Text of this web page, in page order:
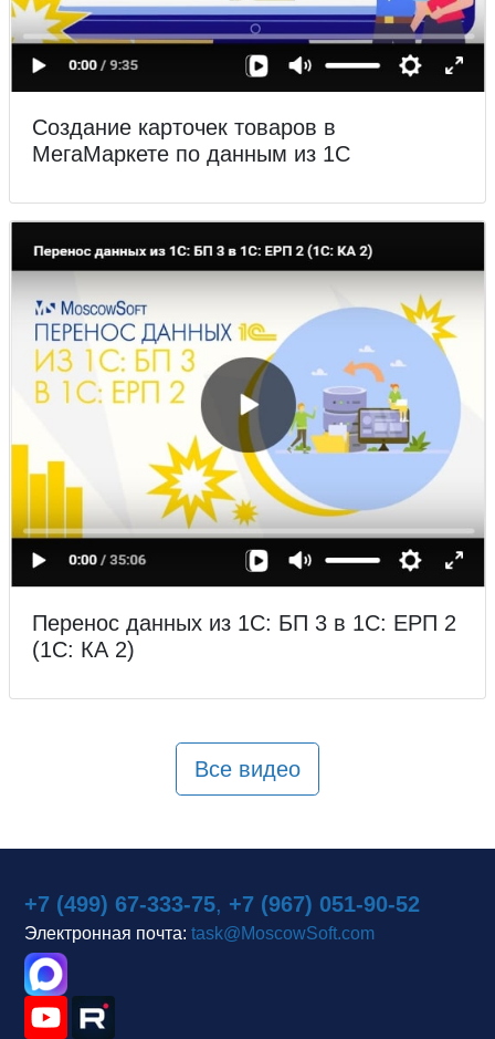
Создание карточек товаров в
МегаМаркете по данным из 1С
Перенос данных из 1С: БП 3 в 1С: ЕРП 2
(1С: КА 2)
Все видео
+7 (499) 67-333-75, +7 (967) 051-90-52
Электронная почта: task@MoscowSoft.com